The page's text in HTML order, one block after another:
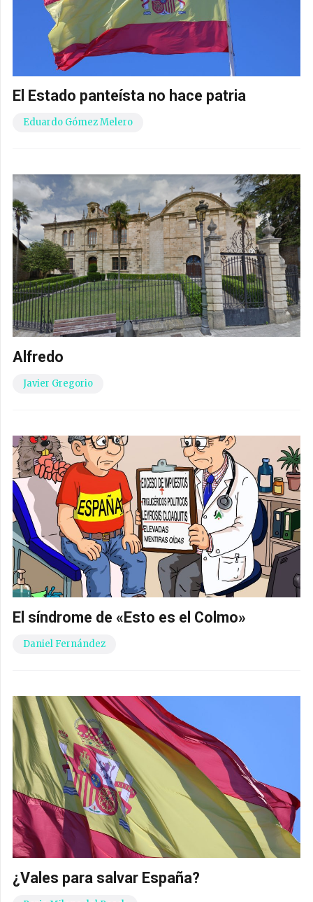
El Estado panteísta no hace patria
Eduardo Gómez Melero
Alfredo
Javier Gregorio
El síndrome de «Esto es el Colmo»
Daniel Fernández
¿Vales para salvar España?